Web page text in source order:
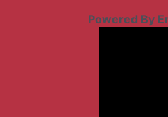
Powered By